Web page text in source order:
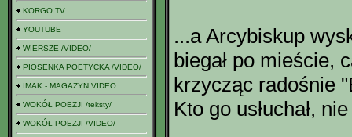
KORGO TV
YOUTUBE
WIERSZE /VIDEO/
PIOSENKA POETYCKA /VIDEO/
IMAK - MAGAZYN VIDEO
WOKÓŁ POEZJI /teksty/
WOKÓŁ POEZJI /VIDEO/
...a Arcybiskup
biegał po mieście,
krzycząc radośnie
Kto go usłuchał,